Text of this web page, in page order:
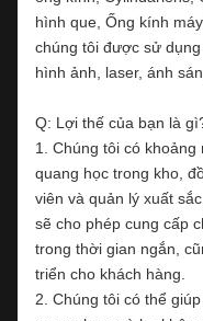
hình que, Ống kính
chúng tôi được sử
hình ảnh, laser, ánh
Q: Lợi thế của bạn là
1. Chúng tôi có
quang học trong kho,
viên và quản lý xuất sắc.
sẽ cho phép cung cấp
trong thời gian ngắn,
triển cho khách hàng.
2. Chúng tôi có thể